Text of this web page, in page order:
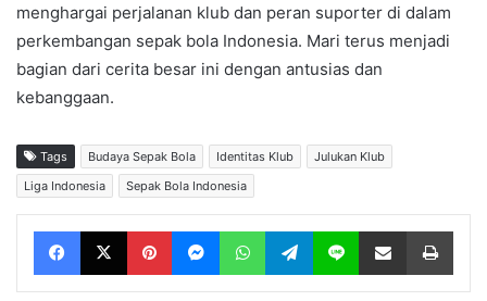
menghargai perjalanan klub dan peran suporter di dalam
perkembangan sepak bola Indonesia. Mari terus menjadi
bagian dari cerita besar ini dengan antusias dan
kebanggaan.
Tags Budaya Sepak Bola Identitas Klub
Julukan Klub
Liga Indonesia
Sepak Bola Indonesia
Facebook X Pinterest Messenger WhatsApp Telegram Line Share via Email